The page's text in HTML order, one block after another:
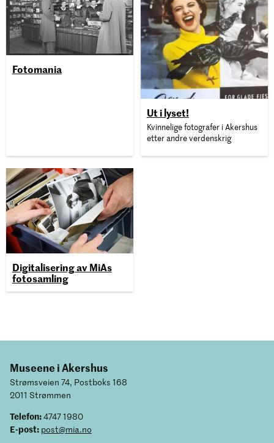
Fotomania
Ut i lyset!
Kvinnelige fotografer i Akershus
etter andre verdenskrig
Digitalisering av MiAs
fotosamling
Museene i Akershus
Strømsveien 74, Postboks 168
2011 Strømmen
Telefon:4747 1980
E-post: post@mia.no